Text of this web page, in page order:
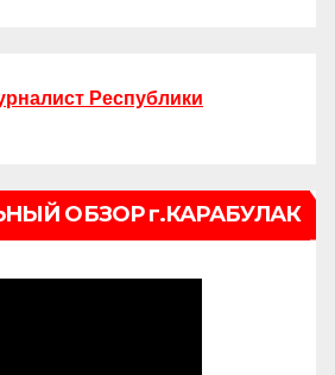
Республики
ОБЗОР г.КАРАБУЛАК